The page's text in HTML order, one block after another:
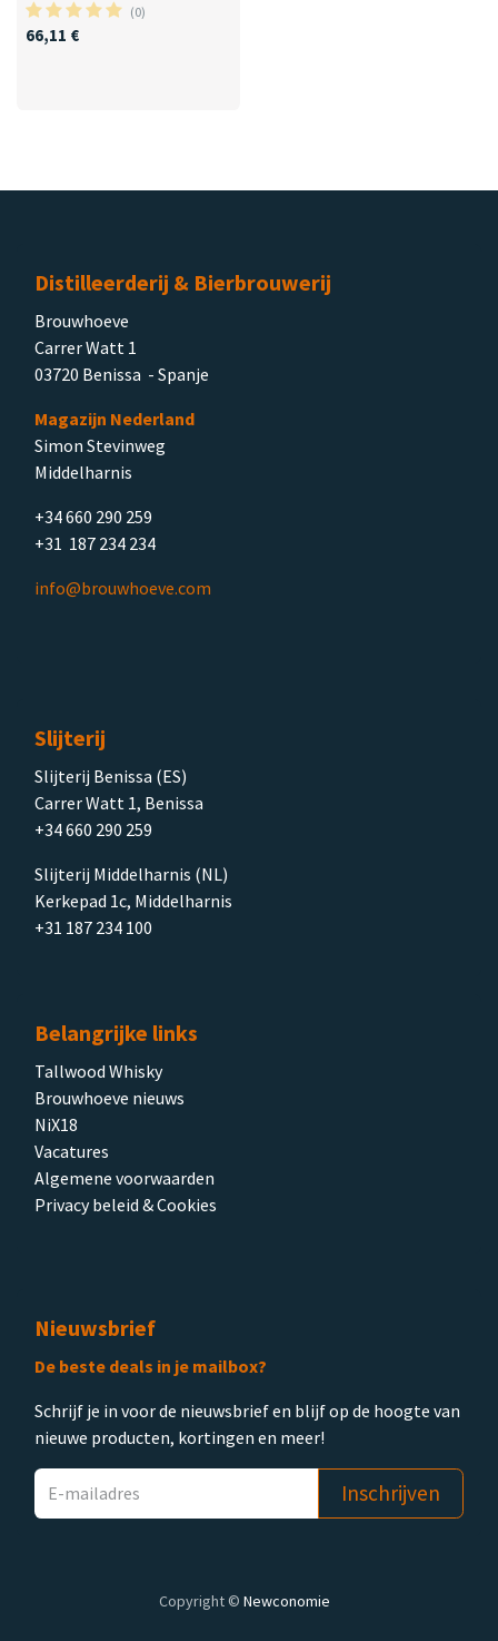
(0)
66,11 €
Distilleerderij & Bierbrouwerij
Brouwhoeve
Carrer Watt 1
03720 Benissa - Spanje
Magazijn Nederland
Simon Stevinweg
Middelharnis
+34 660 290 259
+31 187 234 234
info@brouwhoeve.com
Slijterij
Slijterij Benissa (ES)
Carrer Watt 1, Benissa
+34 660 290 259
Slijterij Middelharnis (NL)
Kerkepad 1c, Middelharnis
+31 187 234 100
Belangrijke links
Tallwood Whisky
Brouwhoeve nieuws
NiX18
Vacatures
Algemene voorwaarden
Privacy beleid & Cookies
Nieuwsbrief
De beste deals in je mailbox?
Schrijf je in voor de nieuwsbrief en blijf op de hoogte van
nieuwe producten, kortingen en meer!
Inschrijven
Copyright © Newconomie